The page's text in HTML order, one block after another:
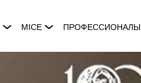
MICE ПРОФЕССИОНАЛЫ